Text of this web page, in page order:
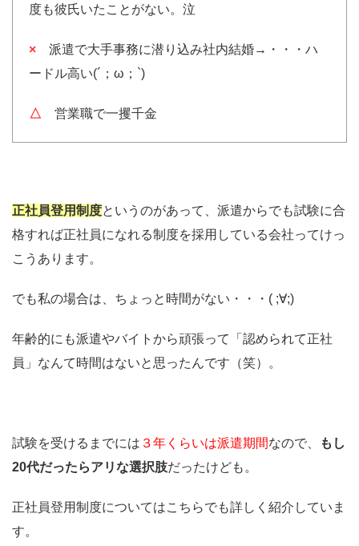
度も彼氏いたことがない。泣
× 派遣で大手事務に潜り込み社内結婚→・・・ハ
ードル高い(´；ω；`)
△ 営業職で一攫千金
正社員登用制度というのがあって、派遣からでも試験に合
格すれば正社員になれる制度を採用している会社ってけっ
こうあります。
でも私の場合は、ちょっと時間がない・・・( ;∀;)
年齢的にも派遣やバイトから頑張って「認められて正社
員」なんて時間はないと思ったんです（笑）。
試験を受けるまでには ３年くらいは派遣期間なので、
もし
20代だったらアリな選択肢だったけども。
正社員登用制度についてはこちらでも詳しく紹介していま
す。